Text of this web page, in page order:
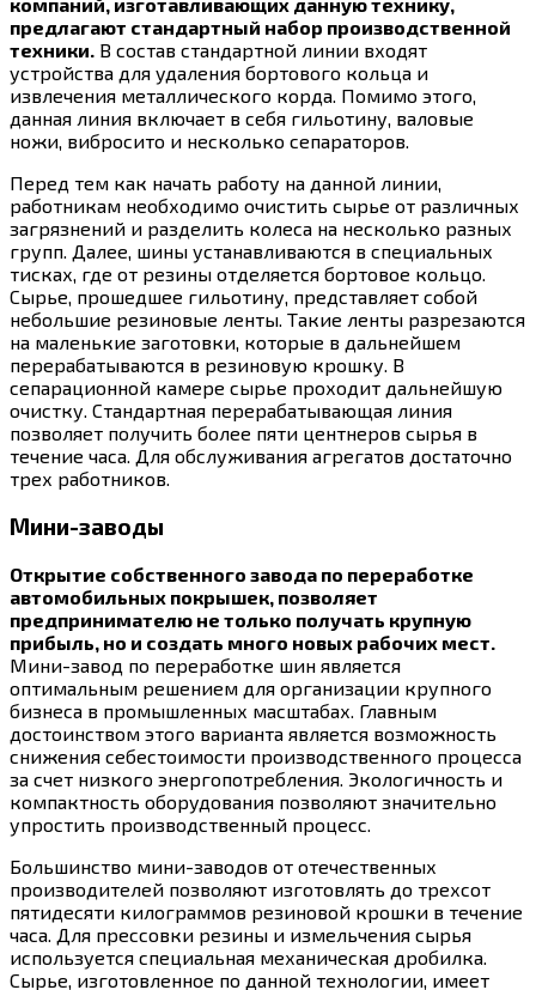
предлагают стандартный набор производственной
техники. В состав стандартной линии входят
устройства для удаления бортового кольца и
извлечения металлического корда. Помимо этого,
данная линия включает в себя гильотину, валовые
ножи, вибросито и несколько сепараторов.
Перед тем как начать работу на данной линии,
работникам необходимо очистить сырье от различных
загрязнений и разделить колеса на несколько разных
групп. Далее, шины устанавливаются в специальных
тисках, где от резины отделяется бортовое кольцо.
Сырье, прошедшее гильотину, представляет собой
небольшие резиновые ленты. Такие ленты разрезаются
на маленькие заготовки, которые в дальнейшем
перерабатываются в резиновую крошку. В
сепарационной камере сырье проходит дальнейшую
очистку. Стандартная перерабатывающая линия
позволяет получить более пяти центнеров сырья в
течение часа. Для обслуживания агрегатов достаточно
трех работников.
Мини-заводы
Открытие собственного завода по переработке
автомобильных покрышек, позволяет
предпринимателю не только получать крупную
прибыль, но и создать много новых рабочих мест.
Мини-завод по переработке шин является
оптимальным решением для организации крупного
бизнеса в промышленных масштабах. Главным
достоинством этого варианта является возможность
снижения себестоимости производственного процесса
за счет низкого энергопотребления. Экологичность и
компактность оборудования позволяют значительно
упростить производственный процесс.
Большинство мини-заводов от отечественных
производителей позволяют изготовлять до трехсот
пятидесяти килограммов резиновой крошки в течение
часа. Для прессовки резины и измельчения сырья
используется специальная механическая дробилка.
Сырье, изготовленное по данной технологии, имеет